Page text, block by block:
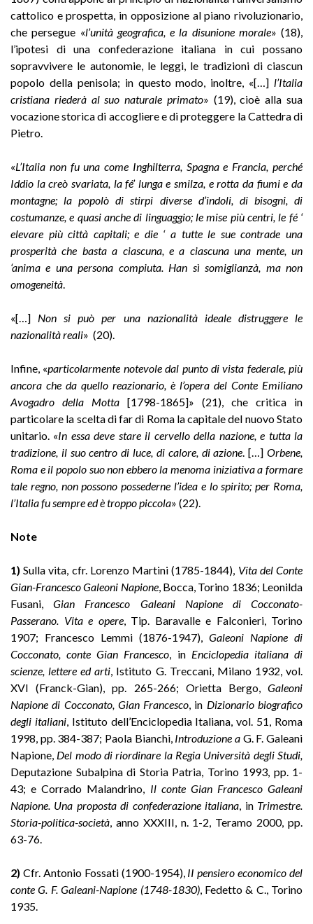
cattolico e prospetta, in opposizione al piano rivoluzionario,
che persegue «l’unità geografica, e la disunione morale» (18),
l’ipotesi di una confederazione italiana in cui possano
sopravvivere le autonomie, le leggi, le tradizioni di ciascun
popolo della penisola; in questo modo, inoltre, «[…] l’Italia
cristiana riederà al suo naturale primato» (19), cioè alla sua
vocazione storica di accogliere e di proteggere la Cattedra di
Pietro.
«L’Italia non fu una come Inghilterra, Spagna e Francia, perché
Iddio la creò svariata, la fé’ lunga e smilza, e rotta da fiumi e da
montagne; la popolò di stirpi diverse d’indoli, di bisogni, di
costumanze, e quasi anche di linguaggio; le mise più centri, le fé ‘
elevare più città capitali; e die ‘ a tutte le sue contrade una
prosperità che basta a ciascuna, e a ciascuna una mente, un
‘anima e una persona compiuta. Han sì somiglianzà, ma non
omogeneità
«[…] Non si può per una nazionalità ideale distruggere le
nazionalità reali» (20).
Infine, «particolarmente notevole dal punto di vista federale, più
ancora che da quello reazionario, è l’opera del Conte Emiliano
Avogadro della Motta [1798-1865]» (21), che critica in
particolare la scelta di far di Roma la capitale del nuovo Stato
unitario. «In essa deve stare il cervello della nazione, e tutta la
tradizione, il suo centro di luce, di calore, di azione . […]Orbene,
Roma e il popolo suo non ebbero la menoma iniziativa a formare
tale regno, non possono possederne l’idea e lo spirito; per Roma,
l’Italia fu sempre ed è troppo piccola» (22).
Note
1) Sulla vita, cfr. Lorenzo Martini (1785-1844), Vita del Conte
Gian-Francesco Galeoni Napione, Bocca, Torino 1836; Leonilda
Fusani,Gian Francesco Galeani Napione di Cocconato-
Passerano. Vita e opere, Tip. Baravalle e Falconieri, Torino
1907; Francesco Lemmi (1876-1947), Galeoni Napione di
Cocconato, conte Gian Francesco , inEnciclopedia italiana di
scienze, lettere ed arti , Istituto G. Treccani, Milano 1932, vol.
XVI (Franck-Gian), pp. 265-266; Orietta Bergo, Galeoni
Napione di Cocconato, Gian Francesco , in Dizionario biografico
degli italiani, Istituto dell’Enciclopedia Italiana, vol. 51, Roma
1998, pp. 384-387; Paola Bianchi, Introduzione a G. F. Galeani
Napione, Del modo di riordinare la Regia Università degli Studi,
Deputazione Subalpina di Storia Patria, Torino 1993, pp. 1-
43; e Corrado Malandrino, Il conte Gian Francesco Galeani
Napione. Una proposta di confederazione italiana , in Trimestre.
Storia-politica-società , anno XXXIII, n. 1-2, Teramo 2000, pp.
63-76.
2) Cfr. Antonio Fossati (1900-1954), II pensiero economico del
conte G. F. Galeani-Napione (1748-1830), Fedetto & C., Torino
1935.